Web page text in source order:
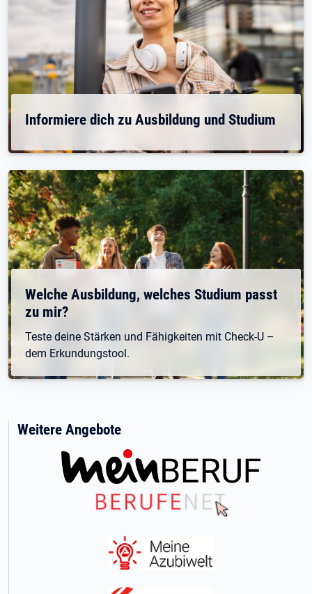
Informiere dich zu Ausbildung und Studium
Welche Ausbildung, welches Studium passt
zu mir?
Teste deine Stärken und Fähigkeiten mit Check-U –
dem Erkundungstool.
Weitere Angebote